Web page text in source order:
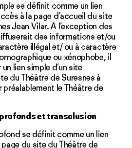
se définit comme un lien
à la page d’accueil du site
Jean Vilar. A l’exception des
des informations et/ou
illégal et/ ou à caractère
ou xénophobe, il
lien simple d’un site
du Théâtre de Suresnes à
préalablement le Théâtre de
et transclusion
se définit comme un lien
du site du Théâtre de